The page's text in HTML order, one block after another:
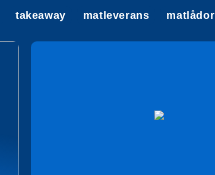
takeaway matleverans matlådor